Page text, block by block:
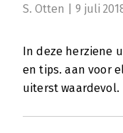
S. Otten | 9 juli
In deze herziene
en tips. aan voor
uiterst waardevol.